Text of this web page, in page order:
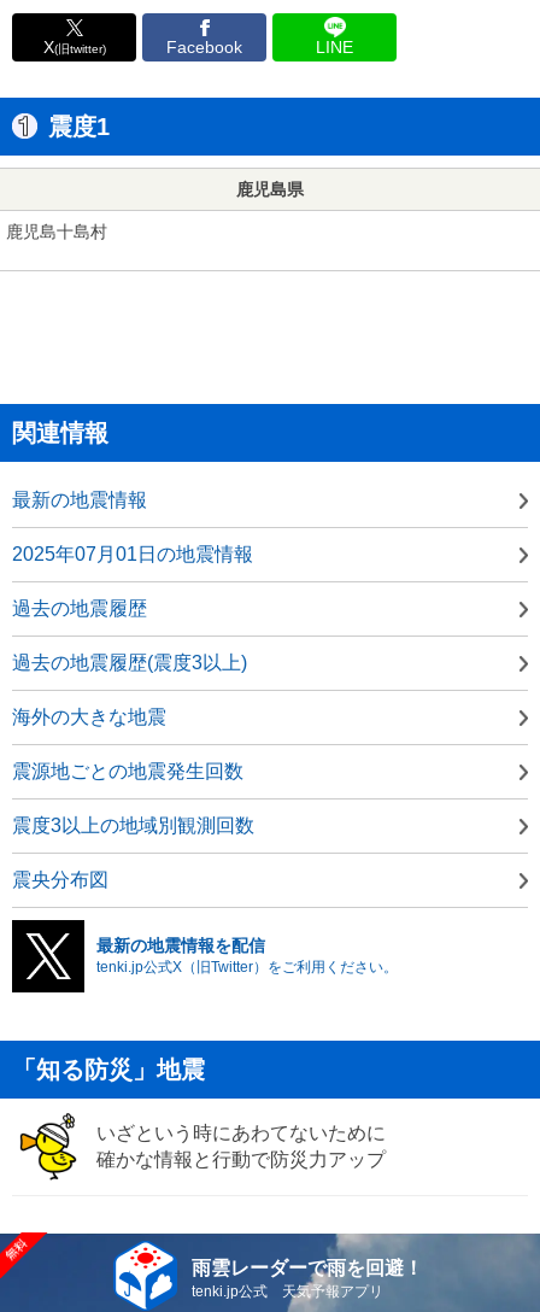
X(旧twitter) Facebook LINE
震度1
鹿児島県
鹿児島十島村
関連情報
最新の地震情報
2025年07月01日の地震情報
過去の地震履歴
過去の地震履歴(震度3以上)
海外の大きな地震
震源地ごとの地震発生回数
震度3以上の地域別観測回数
震央分布図
最新の地震情報を配信
tenki.jp公式X（旧Twitter）をご利用ください。
「知る防災」地震
いざという時にあわてないために
確かな情報と行動で防災力アップ
雨雲レーダーで雨を回避！
tenki.jp公式 天気予報アプリ